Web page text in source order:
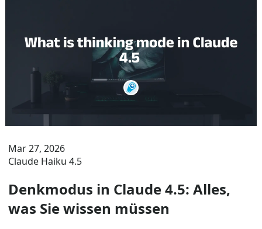
Mar 27, 2026
Claude Haiku 4.5
Denkmodus in Claude 4.5: Alles,
was Sie wissen müssen